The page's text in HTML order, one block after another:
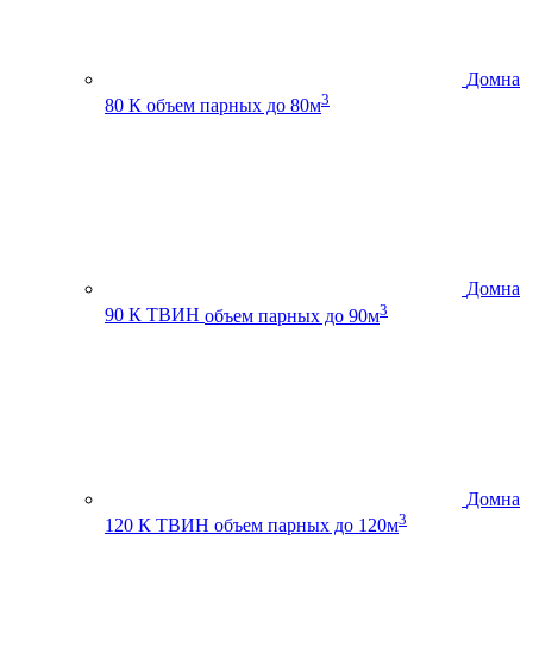
Домна
80 К объем парных до 80м3
Домна
90 К ТВИН объем парных до 90м3
Домна
120 К ТВИН объем парных до 120м3